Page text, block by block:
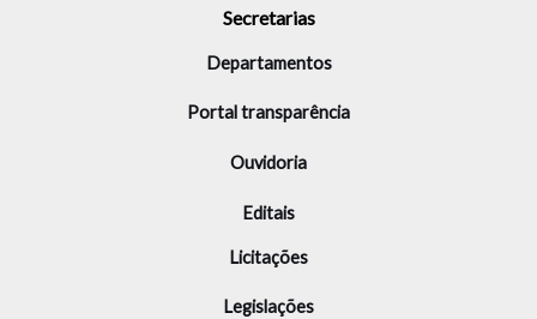
Secretarias
Departamentos
Portal transparência
Ouvidoria
Editais
Licitações
Legislações